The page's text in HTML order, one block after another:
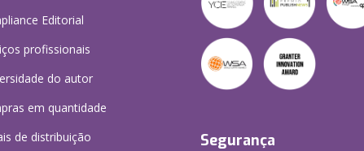
Editorial
profissionais
do autor
em quantidade
de distribuição
Segurança